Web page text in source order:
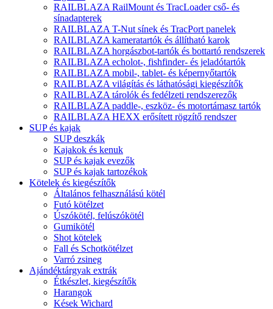
RAILBLAZA RailMount és TracLoader cső- és
sínadapterek
RAILBLAZA T-Nut sínek és TracPort panelek
RAILBLAZA kameratartók és állítható karok
RAILBLAZA horgászbot-tartók és bottartó rendszerek
RAILBLAZA echolot-, fishfinder- és jeladótartók
RAILBLAZA mobil-, tablet- és képernyőtartók
RAILBLAZA világítás és láthatósági kiegészítők
RAILBLAZA tárolók és fedélzeti rendszerezők
RAILBLAZA paddle-, eszköz- és motortámasz tartók
RAILBLAZA HEXX erősített rögzítő rendszer
SUP és kajak
SUP deszkák
Kajakok és kenuk
SUP és kajak evezők
SUP és kajak tartozékok
Kötelek és kiegészítők
Általános felhasználású kötél
Futó kötélzet
Úszókötél, felúszókötél
Gumikötél
Shot kötelek
Fall és Schotkötélzet
Varró zsineg
Ajándéktárgyak extrák
Étkészlet, kiegészítők
Harangok
Kések Wichard